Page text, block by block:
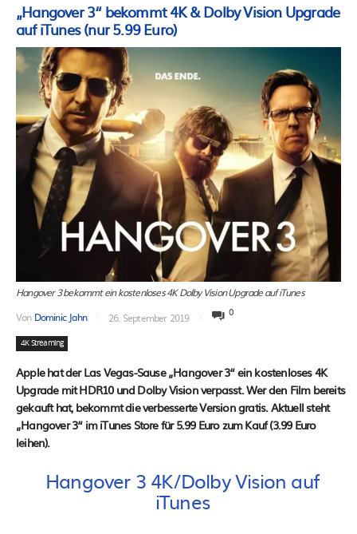
„Hangover 3“ bekommt 4K & Dolby Vision Upgrade
auf iTunes (nur 5.99 Euro)
Hangover 3 bekommt ein kostenloses 4K Dolby Vision Upgrade auf iTunes
Von Dominic Jahn 26. September 2019 0
4K Streaming
Apple hat der Las Vegas-Sause „Hangover 3“ ein kostenloses 4K
Upgrade mit HDR10 und Dolby Vision verpasst. Wer den Film bereits
gekauft hat, bekommt die verbesserte Version gratis. Aktuell steht
„Hangover 3“ im iTunes Store für 5.99 Euro zum Kauf (3.99 Euro
leihen).
Hangover 3 4K/Dolby Vision auf
iTunes